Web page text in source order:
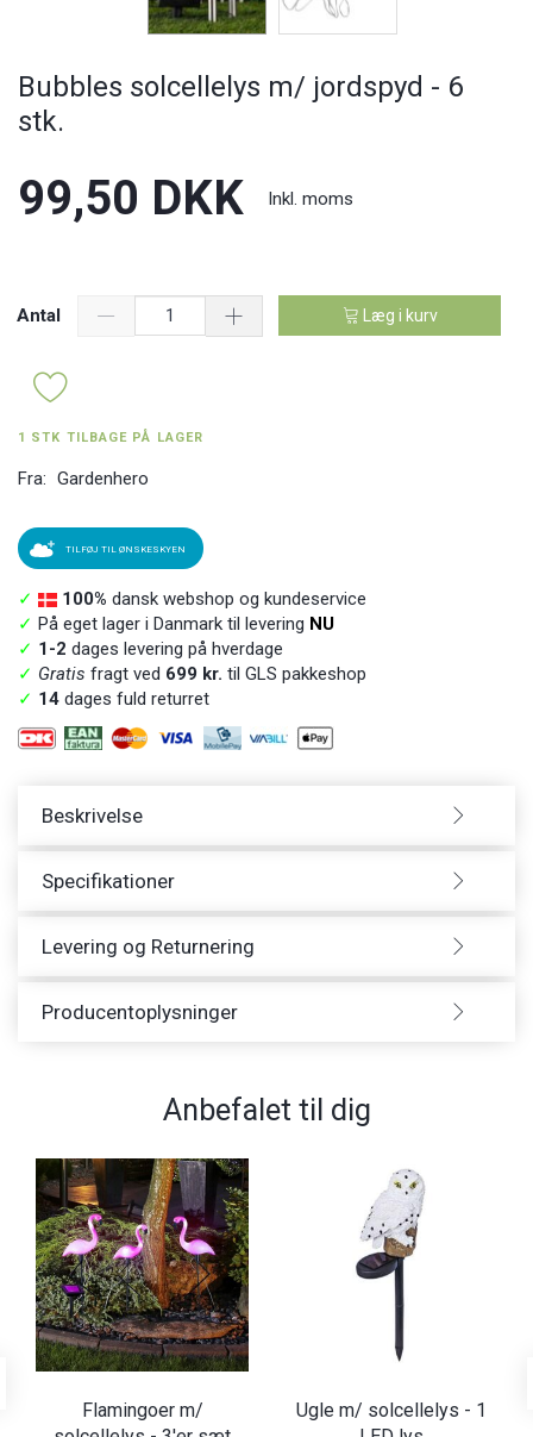
Bubbles solcellelys m/ jordspyd - 6
stk.
99,50 DKK Inkl. moms
Antal Læg i kurv
1 STK TILBAGE PÅ LAGER
Fra: Gardenhero
TILFØJ TIL ØNSKESKYEN
✓ 100% dansk webshop og kundeservice
✓ På eget lager i Danmark til levering NU
✓ 1-2 dages levering på hverdage
✓ Gratis fragt ved 699 kr. til GLS pakkeshop
✓ 14 dages fuld returret
Beskrivelse
Specifikationer
Levering og Returnering
Producentoplysninger
Anbefalet til dig
Flamingoer m/
Ugle m/ solcellelys - 1